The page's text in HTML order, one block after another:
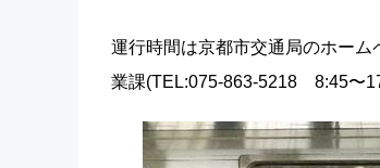
運行時間は京都市交通局のホーム
業課(TEL:075-863-5218 8:45〜